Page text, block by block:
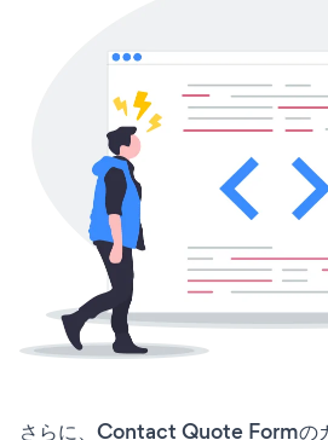
さらに、Contact Quote Formの